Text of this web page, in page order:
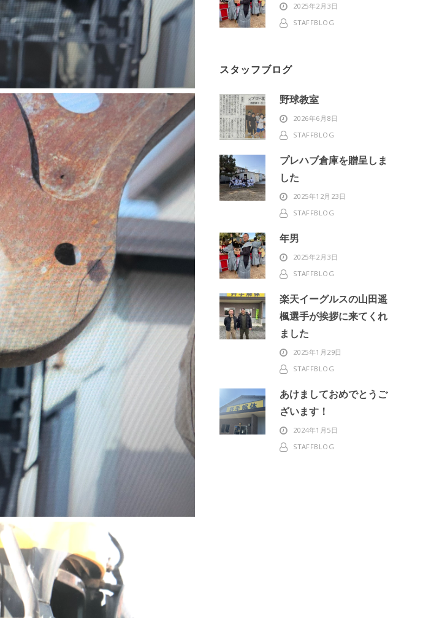
2025年2月3日
STAFFBLOG
スタッフブログ
野球教室
2026年6月8日
STAFFBLOG
プレハブ倉庫を贈呈しま
した
2025年12月23日
STAFFBLOG
年男
2025年2月3日
STAFFBLOG
楽天イーグルスの山田遥
楓選手が挨拶に来てくれ
ました
2025年1月29日
STAFFBLOG
あけましておめでとうご
ざいます！
2024年1月5日
STAFFBLOG